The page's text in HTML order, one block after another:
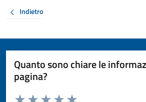
Indietro
Quanto sono chiare le
pagina?
Valuta da 1 a 5 stelle la pagina